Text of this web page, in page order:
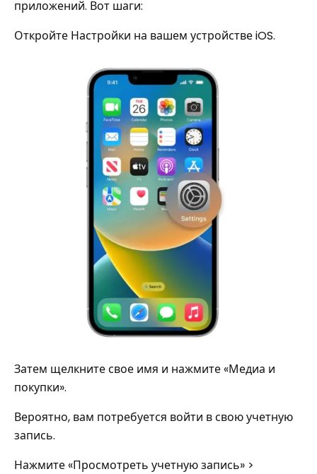
приложений. Вот шаги:
Откройте Настройки на вашем устройстве iOS.
Затем щелкните свое имя и нажмите «Медиа и
покупки».
Вероятно, вам потребуется войти в свою учетную
запись.
Нажмите «Просмотреть учетную запись» >